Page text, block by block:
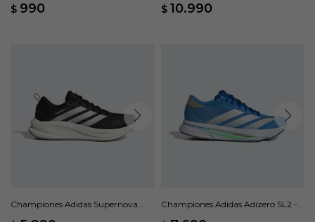
$ 990 $ 10.990
Championes Adidas Supernova
Championes Adidas Adizero SL2 -